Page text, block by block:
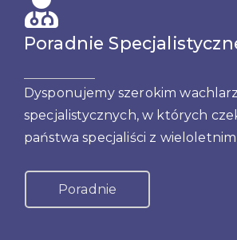
Poradnie
Dysponujemy szerokim
specjalistycznych, w których
państwa specjaliści z wieloletnim
Poradnie